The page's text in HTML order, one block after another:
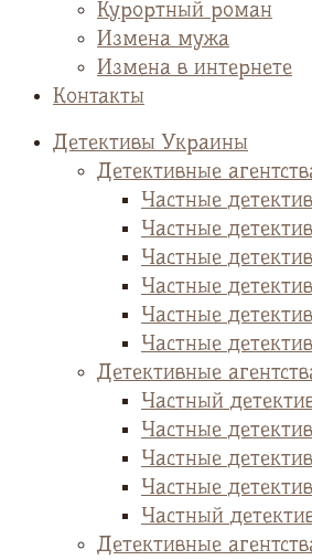
Курортный роман
Измена мужа
Измена в интернете
Контакты
Детективы Украины
Детективные
Частные
Частные
Частные
Частные
Частные
Частные
Детективные
Частный
Частные
Частные
Частные
Частный
Детективные